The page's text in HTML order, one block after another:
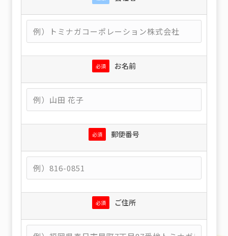
必須 お名前
必須 郵便番号
必須 ご住所